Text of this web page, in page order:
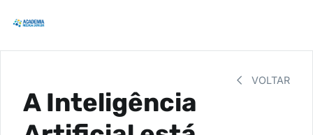
VOLTAR
A Inteligência